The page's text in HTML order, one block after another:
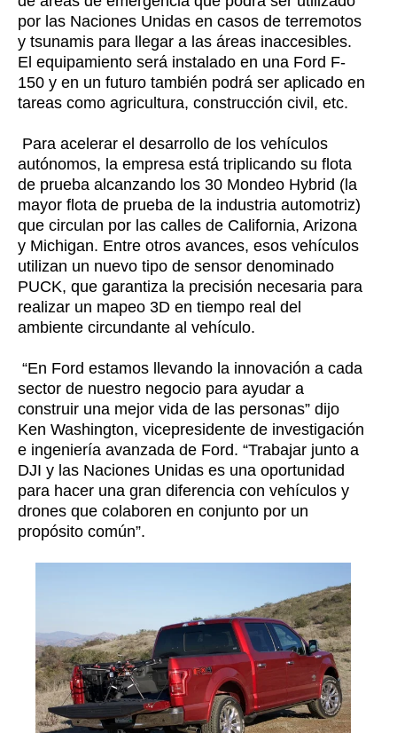
por las Naciones Unidas en casos de terremotos
y tsunamis para llegar a las áreas inaccesibles.
El equipamiento será instalado en una Ford F-
150 y en un futuro también podrá ser aplicado en
tareas como agricultura, construcción civil, etc.
Para acelerar el desarrollo de los vehículos
autónomos, la empresa está triplicando su flota
de prueba alcanzando los 30 Mondeo Hybrid (la
mayor flota de prueba de la industria automotriz)
que circulan por las calles de California, Arizona
y Michigan. Entre otros avances, esos vehículos
utilizan un nuevo tipo de sensor denominado
PUCK, que garantiza la precisión necesaria para
realizar un mapeo 3D en tiempo real del
ambiente circundante al vehículo.
“En Ford estamos llevando la innovación a cada
sector de nuestro negocio para ayudar a
construir una mejor vida de las personas” dijo
Ken Washington, vicepresidente de investigación
e ingeniería avanzada de Ford. “Trabajar junto a
DJI y las Naciones Unidas es una oportunidad
para hacer una gran diferencia con vehículos y
drones que colaboren en conjunto por un
propósito común”.